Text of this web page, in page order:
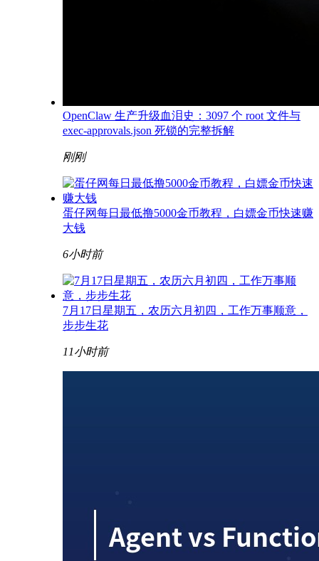
OpenClaw 生产升级血泪史：3097 个 root 文件与
exec-approvals.json 死锁的完整拆解
刚刚
蛋仔网每日最低撸5000金币教程，白嫖金币快速赚
大钱
6小时前
7月17日星期五，农历六月初四，工作万事顺意，
步步生花
11小时前